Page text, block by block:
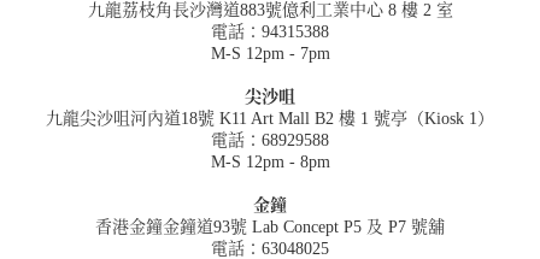
九龍荔枝角長沙灣道883號億利工業中心 8 樓 2 室
電話：94315388
M-S 12pm - 7pm
尖沙咀
九龍尖沙咀河內道18號 K11 Art Mall B2 樓 1 號亭（Kiosk 1）
電話：68929588
M-S 12pm - 8pm
金鐘
香港金鐘金鐘道93號 Lab Concept P5 及 P7 號舖
電話：63048025